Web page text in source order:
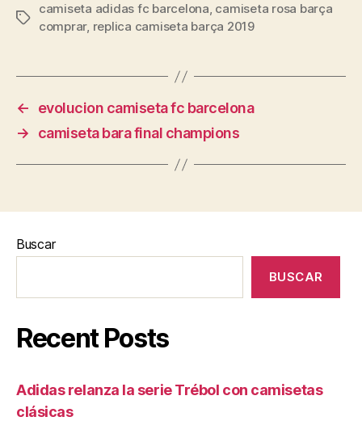
Etiquetas
camiseta adidas fc barcelona, camiseta rosa barça
comprar, replica camiseta barça 2019
←
evolucion camiseta fc barcelona
→
camiseta bara final champions
Buscar
BUSCAR
Recent Posts
Adidas relanza la serie Trébol con camisetas
clásicas